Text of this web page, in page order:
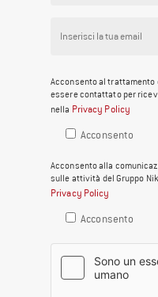
Acconsento al
essere contattato per
nella Privacy Policy
Acconsento
Acconsento alla
sulle attività del Gruppo
Privacy Policy
Acconsento